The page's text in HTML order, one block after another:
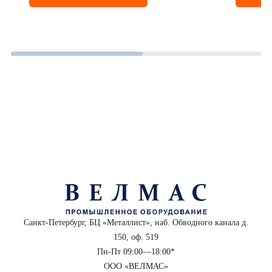
Санкт-Петербург, БЦ «Металлист», наб. Обводного канала д.
150, оф. 519
Пн-Пт 09:00—18:00*
ООО «ВЕЛМАС»